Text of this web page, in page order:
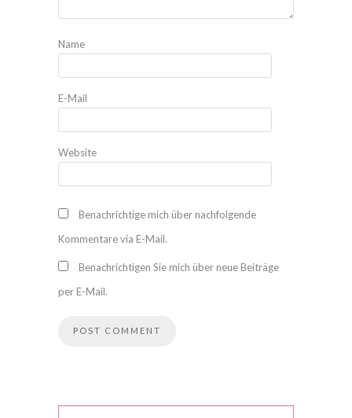
Name
E-Mail
Website
Benachrichtige mich über nachfolgende
Kommentare via E-Mail.
Benachrichtigen Sie mich über neue Beiträge
per E-Mail.